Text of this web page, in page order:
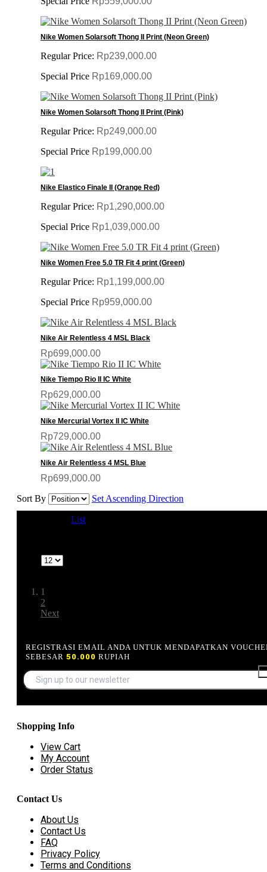
Nike Women Solarsoft Thong II Print (Neon Green)
Regular Price: Rp239,000.00
Special Price Rp169,000.00
Nike Women Solarsoft Thong II Print (Pink)
Regular Price: Rp249,000.00
Special Price Rp199,000.00
Nike Elastico Finale II (Orange Red)
Regular Price: Rp1,290,000.00
Special Price Rp1,039,000.00
Nike Women Free 5.0 TR Fit 4 print (Green)
Regular Price: Rp1,199,000.00
Special Price Rp959,000.00
Nike Air Relentless 4 MSL Black
Rp699,000.00
Nike Tiempo Rio II IC White
Rp629,000.00
Nike Mercurial Vortex II IC White
Rp729,000.00
Nike Air Relentless 4 MSL Blue
Rp699,000.00
Sort By
Set Ascending Direction
List
1
2
Next
REGISTRASI EMAIL ANDA UNTUK MENDAPATKAN
SEBESAR 50.000 RUPIAH
Shopping Info
View Cart
My Account
Order Status
Contact Us
About Us
Contact Us
FAQ
Privacy Policy
Terms and Conditions